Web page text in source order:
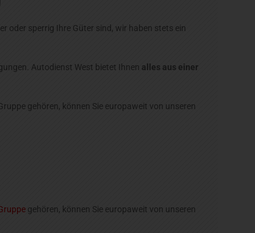
oder sperrig Ihre Güter sind, wir haben stets ein
Autodienst West bietet Ihnen alles aus einer
gehören, können Sie europaweit von unseren
gehören, können Sie europaweit von unseren